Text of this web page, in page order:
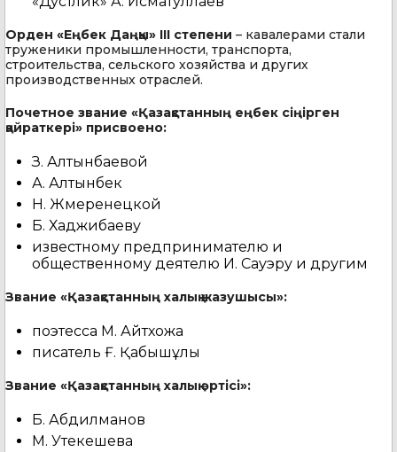
Орден «Еңбек Даңқы» III степени – кавалерами стали
труженики промышленности, транспорта,
строительства, сельского хозяйства и других
производственных отраслей.
Почетное звание «Қазақстанның еңбек сiңiрген
қайраткерi» присвоено:
З. Алтынбаевой
А. Алтынбек
Н. Жмеренецкой
Б. Хаджибаеву
известному предпринимателю и
общественному деятелю И. Сауэру и другим
Звание «Қазақстанның халық жазушысы»:
поэтесса М. Айтхожа
писатель Ғ. Қабышұлы
Звание «Қазақстанның халық әртісі»:
Б. Абдилманов
М. Утекешева